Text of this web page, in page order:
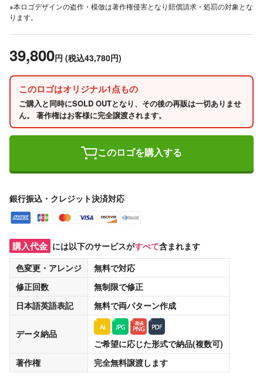
※本ロゴデザインの盗作・模倣は著作権侵害となり賠償請求・処罰の対象とな
ります。
39,800円 (税込43,780円)
このロゴはオリジナル1点もの
ご購入と同時にSOLD OUTとなり、その後の再販は一切ありませ
ん。 著作権はお客様に完全譲渡されます。
このロゴを購入する
銀行振込・クレジット決済対応
購入代金 には以下のサービスがすべて含まれます
色変更・アレンジ
無料で対応
修正回数
無制限で修正
日本語英語表記
無料で両パターン作成
データ納品
ご希望に応じた形式で納品(複数可)
著作権
完全無料譲渡します